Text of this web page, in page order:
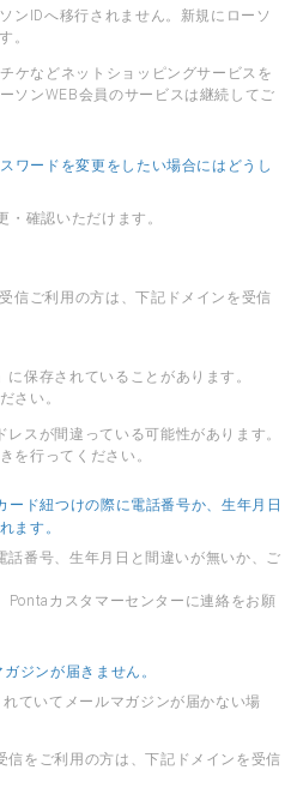
ンIDへ移行されません。新規にローソ
。
ケなどネットショッピングサービスを
ソンWEB会員のサービスは継続してご
ワードを変更をしたい場合にはどうし
・確認いただけます。
信ご利用の方は、下記ドメインを受信
保存されていることがあります。
さい。
スが間違っている可能性があります。
を行ってください。
ード紐つけの際に電話番号か、生年月日
ます。
番号、生年月日と間違いが無いか、ご
Pontaカスタマーセンターに連絡をお願
ジンが届きません。
ていてメールマガジンが届かない場
をご利用の方は、下記ドメインを受信